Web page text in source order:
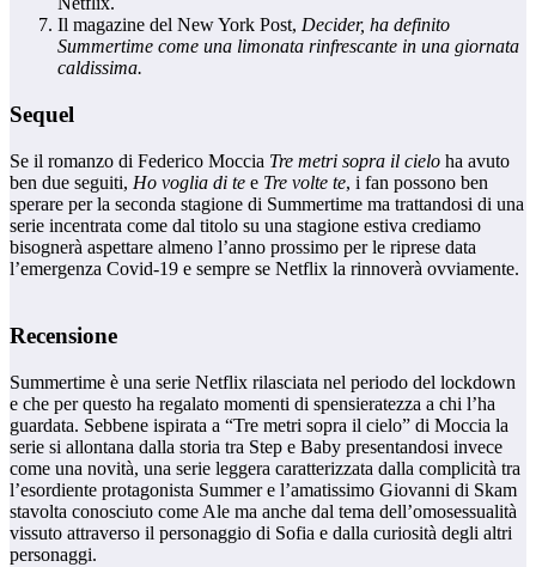
Il magazine del New York Post, Decider, ha definito
Summertime come una limonata rinfrescante in una giornata
caldissima.
Sequel
Se il romanzo di Federico Moccia Tre metri sopra il cielo ha avuto
ben due seguiti, Ho voglia di te e Tre volte te, i fan possono ben
sperare per la seconda stagione di Summertime ma trattandosi di una
serie incentrata come dal titolo su una stagione estiva crediamo
bisognerà aspettare almeno l’anno prossimo per le riprese data
l’emergenza Covid-19 e sempre se Netflix la rinnoverà ovviamente.
Recensione
Summertime è una serie Netflix rilasciata nel periodo del lockdown
e che per questo ha regalato momenti di spensieratezza a chi l’ha
guardata. Sebbene ispirata a “Tre metri sopra il cielo” di Moccia la
serie si allontana dalla storia tra Step e Baby presentandosi invece
come una novità, una serie leggera caratterizzata dalla complicità tra
l’esordiente protagonista Summer e l’amatissimo Giovanni di Skam
stavolta conosciuto come Ale ma anche dal tema dell’omosessualità
vissuto attraverso il personaggio di Sofia e dalla curiosità degli altri
personaggi.